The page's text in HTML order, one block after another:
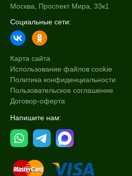
Москва, Проспект Мира, 33к1
Социальные сети:
Карта сайта
Использование файлов cookie
Политика конфиденциальности
Пользовательское соглашение
Договор-оферта
Напишите нам: